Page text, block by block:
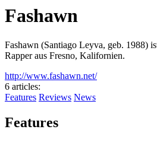
Fashawn
Fashawn (Santiago Leyva, geb. 1988)
Rapper aus Fresno, Kalifornien.
http://www.fashawn.net/
6 articles:
Features Reviews News
Features